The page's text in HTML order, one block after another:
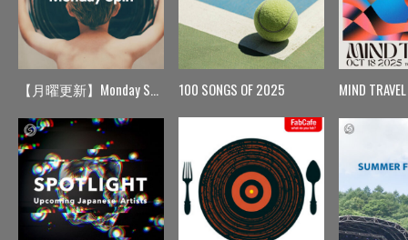
【月曜更新】Monday Spin 100 SONGS OF 2025 MIND TRAVEL